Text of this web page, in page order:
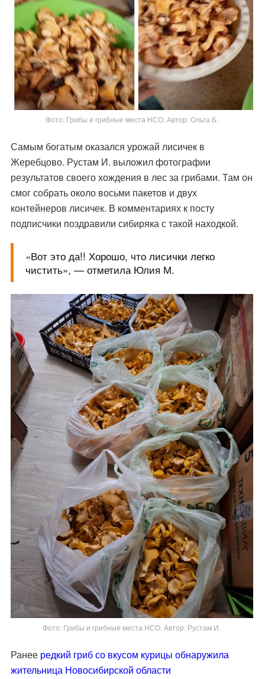
Фото: Грибы и грибные места НСО. Автор: Ольга Б.
Самым богатым оказался урожай лисичек в
Жеребцово. Рустам И. выложил фотографии
результатов своего хождения в лес за грибами. Там он
смог собрать около восьми пакетов и двух
контейнеров лисичек. В комментариях к посту
подписчики поздравили сибиряка с такой находкой.
«Вот это да!! Хорошо, что лисички легко
чистить», — отметила Юлия М.
Фото: Грибы и грибные места НСО. Автор: Рустам И.
Ранее редкий гриб со вкусом курицы обнаружила
жительница Новосибирской области